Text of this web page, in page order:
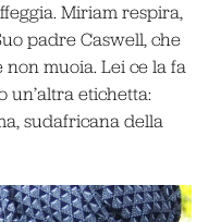
Miriam respira,
padre Caswell, che
muoia. Lei ce la fa
un’altra etichetta:
sudafricana della